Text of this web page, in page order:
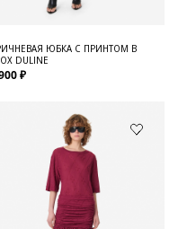
ЮБКА С ПРИНТОМ В
DULINE
₽